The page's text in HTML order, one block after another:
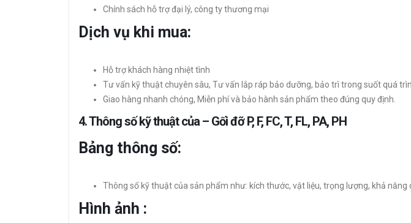
Chính sách hỗ trợ đại lý, công ty thương mại
Dịch vụ khi mua:
Hỗ trợ khách hàng nhiệt tình
Tư vấn kỹ thuật chuyên sâu, Tư vấn lắp ráp bảo dưỡng, bảo trì trong suốt quá
Giao hàng nhanh chóng, Miễn phí và bảo hành sản phẩm theo đúng quy định.
4. Thông số kỹ thuật của – Gối đỡ P, F, FC, T, FL, PA, PH
Bảng thông số:
Thông số kỹ thuật của sản phẩm như: kích thước, vật liệu, trọng lượng, khả
Hình ảnh :